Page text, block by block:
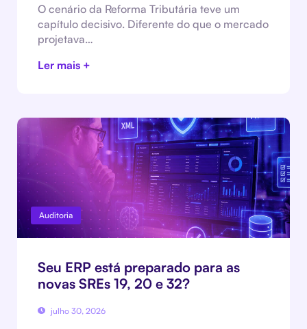
O cenário da Reforma Tributária teve um
capítulo decisivo. Diferente do que o mercado
projetava…
Ler mais +
Auditoria
Seu ERP está preparado para as
novas SREs 19, 20 e 32?
julho 30, 2026